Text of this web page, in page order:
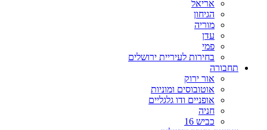
אריאל
הגיחון
מוריה
עדן
פמי
בחירות לעיריית ירושלים
תחבורה
אור ירוק
אוטובוסים ומוניות
אופניים ודו גלגליים
חניה
כביש 16